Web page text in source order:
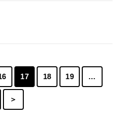
17 18 19 …
＞